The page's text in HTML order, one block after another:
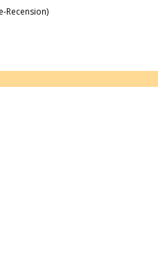
Recension)